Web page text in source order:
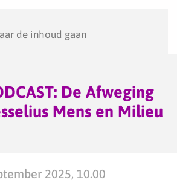
de inhoud gaan
De Afweging
Mens en Milieu
2025, 10.00